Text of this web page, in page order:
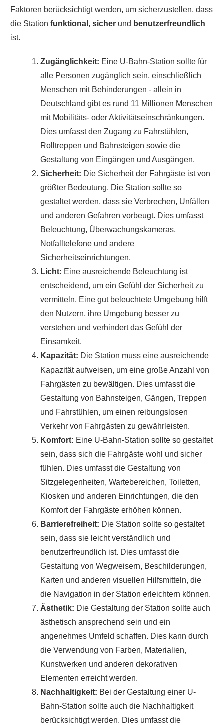
Faktoren berücksichtigt werden, um sicherzustellen, dass
die Station funktional , sicher und benutzerfreundlich
ist.
Zugänglichkeit: Eine U-Bahn-Station sollte für
alle Personen zugänglich sein, einschließlich
Menschen mit Behinderungen - allein in
Deutschland gibt es rund 11 Millionen Menschen
mit Mobilitäts- oder Aktivitätseinschränkungen.
Dies umfasst den Zugang zu Fahrstühlen,
Rolltreppen und Bahnsteigen sowie die
Gestaltung von Eingängen und Ausgängen.
Sicherheit: Die Sicherheit der Fahrgäste ist von
größter Bedeutung. Die Station sollte so
gestaltet werden, dass sie Verbrechen, Unfällen
und anderen Gefahren vorbeugt. Dies umfasst
Beleuchtung, Überwachungskameras,
Notfalltelefone und andere
Sicherheitseinrichtungen.
Licht: Eine ausreichende Beleuchtung ist
entscheidend, um ein Gefühl der Sicherheit zu
vermitteln. Eine gut beleuchtete Umgebung hilft
den Nutzern, ihre Umgebung besser zu
verstehen und verhindert das Gefühl der
Einsamkeit.
Kapazität: Die Station muss eine ausreichende
Kapazität aufweisen, um eine große Anzahl von
Fahrgästen zu bewältigen. Dies umfasst die
Gestaltung von Bahnsteigen, Gängen, Treppen
und Fahrstühlen, um einen reibungslosen
Verkehr von Fahrgästen zu gewährleisten.
Komfort: Eine U-Bahn-Station sollte so gestaltet
sein, dass sich die Fahrgäste wohl und sicher
fühlen. Dies umfasst die Gestaltung von
Sitzgelegenheiten, Wartebereichen, Toiletten,
Kiosken und anderen Einrichtungen, die den
Komfort der Fahrgäste erhöhen können.
Barrierefreiheit: Die Station sollte so gestaltet
sein, dass sie leicht verständlich und
benutzerfreundlich ist. Dies umfasst die
Gestaltung von Wegweisern, Beschilderungen,
Karten und anderen visuellen Hilfsmitteln, die
die Navigation in der Station erleichtern können.
Ästhetik: Die Gestaltung der Station sollte auch
ästhetisch ansprechend sein und ein
angenehmes Umfeld schaffen. Dies kann durch
die Verwendung von Farben, Materialien,
Kunstwerken und anderen dekorativen
Elementen erreicht werden.
Nachhaltigkeit: Bei der Gestaltung einer U-
Bahn-Station sollte auch die Nachhaltigkeit
berücksichtigt werden. Dies umfasst die